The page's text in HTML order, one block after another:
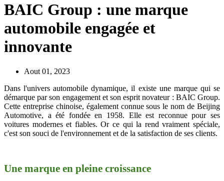
BAIC Group : une marque
automobile engagée et
innovante
Aout 01, 2023
Dans l'univers automobile dynamique, il existe une marque qui se
démarque par son engagement et son esprit novateur : BAIC Group.
Cette entreprise chinoise, également connue sous le nom de Beijing
Automotive, a été fondée en 1958. Elle est reconnue pour ses
voitures modernes et fiables. Or ce qui la rend vraiment spéciale,
c'est son souci de l'environnement et de la satisfaction de ses clients.
Une marque en pleine croissance